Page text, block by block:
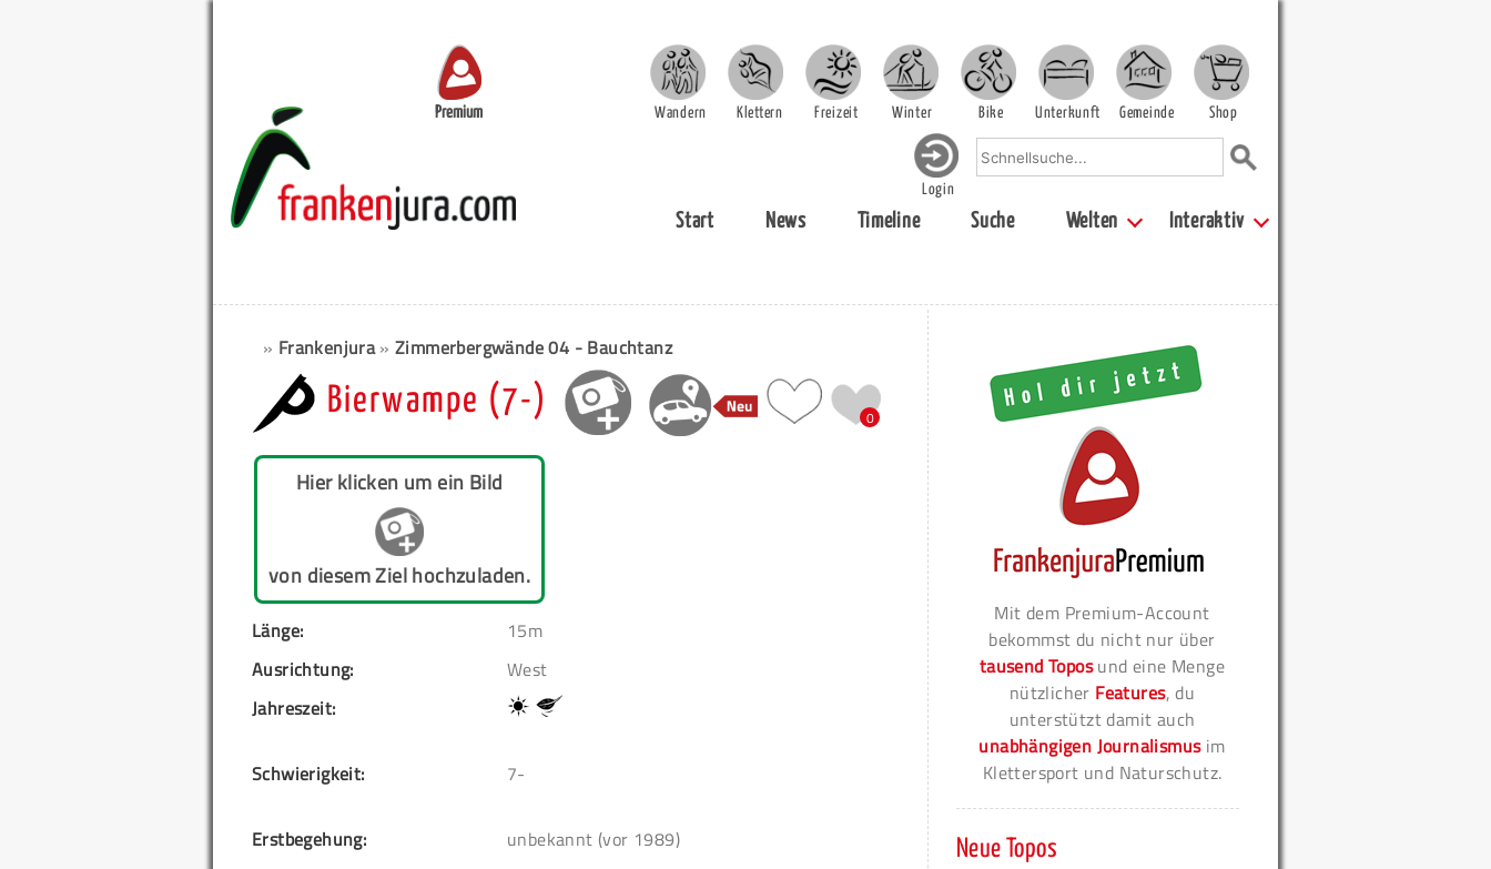
Premium Wandern Klettern Freizeit Winter Bike Unterkunft Gemeinde Shop
Login
Start News Timeline Suche Welten Interaktiv
» Frankenjura»Zimmerbergwände 04 - Bauchtanz
Bierwampe (7-) 0
Hier klicken um ein Bild
von diesem Ziel hochzuladen.
Länge:
15m
Ausrichtung:
West
Jahreszeit:
Schwierigkeit: 7-
Erstbegehung: unbekannt (vor 1989)
Mit dem Premium-Account
bekommst du nicht nur über
tausend Toposund eine Menge
nützlicher Features, du
unterstützt damit auch
unabhängigen Journalismusim
Klettersport und Naturschutz.
Neue Topos